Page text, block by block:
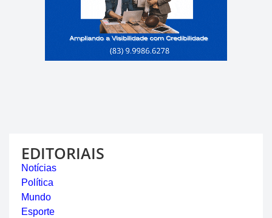
EDITORIAIS
Notícias
Política
Mundo
Esporte